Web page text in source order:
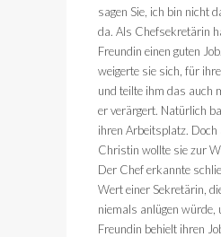
sagen Sie, ich bin nicht
da. Als Chefsekretärin
Freundin einen guten
weigerte sie sich, für
und teilte ihm das auch
er verärgert. Natürlich
ihren Arbeitsplatz. Doch
Christin wollte sie zur
Der Chef erkannte
Wert einer Sekretärin,
niemals anlügen würde,
Freundin behielt ihren